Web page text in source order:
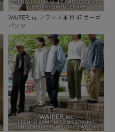
WAIPER.inc フランス軍 M-47 カーゴ
パンツ